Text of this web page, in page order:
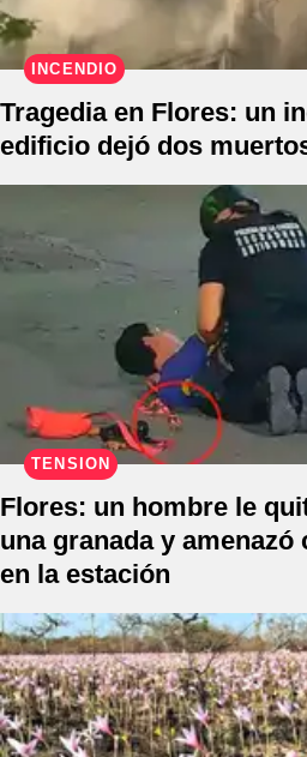
INCENDIO
Tragedia en Flores: un
edificio dejó dos
TENSIÓN
Flores: un hombre le
una granada y amenazó
en la estación